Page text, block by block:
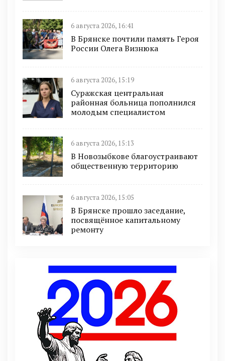
6 августа 2026, 16:41
В Брянске почтили память Героя
России Олега Визнюка
6 августа 2026, 15:19
Суражская центральная
районная больница пополнился
молодым специалистом
6 августа 2026, 15:13
В Новозыбкове благоустраивают
общественную территорию
6 августа 2026, 15:05
В Брянске прошло заседание,
посвящённое капитальному
ремонту